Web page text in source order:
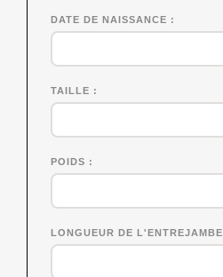
DATE DE NAISSANCE
TAILLE
POIDS
LONGUEUR DE L'ENTREJAMBE